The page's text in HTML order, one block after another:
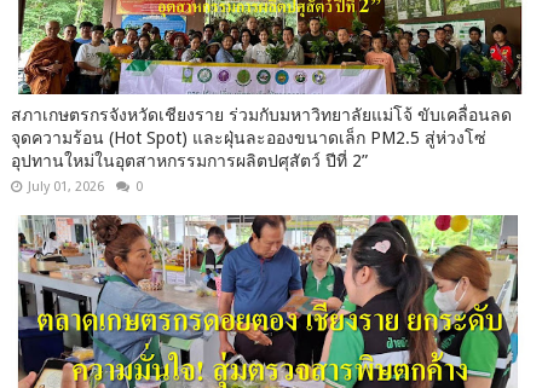
สภาเกษตรกรจังหวัดเชียงราย ร่วมกับมหาวิทยาลัยแม่โจ้ ขับเคลื่อนลด
จุดความร้อน (Hot Spot) และฝุ่นละอองขนาดเล็ก PM2.5 สู่ห่วงโซ่
อุปทานใหม่ในอุตสาหกรรมการผลิตปศุสัตว์ ปีที่ 2”
July 01, 2026 0